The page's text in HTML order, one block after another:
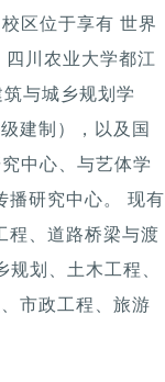
区位于享有 世界
川农业大学都江
与城乡规划学
建制），以及国
中心、与艺体学
研究中心。 现有
程、道路桥梁与渡
划、土木工程、
市政工程、旅游